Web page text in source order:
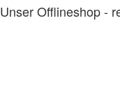
Unser Offlineshop -